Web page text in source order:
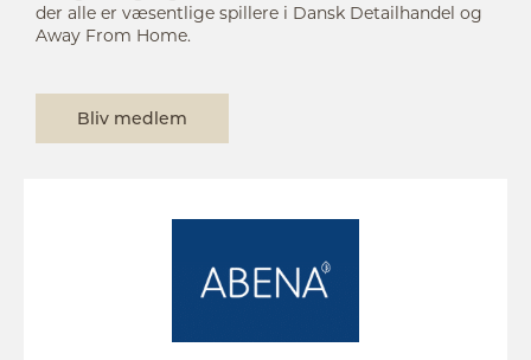
der alle er væsentlige spillere i Dansk Detailhandel og
Away From Home.
Bliv medlem